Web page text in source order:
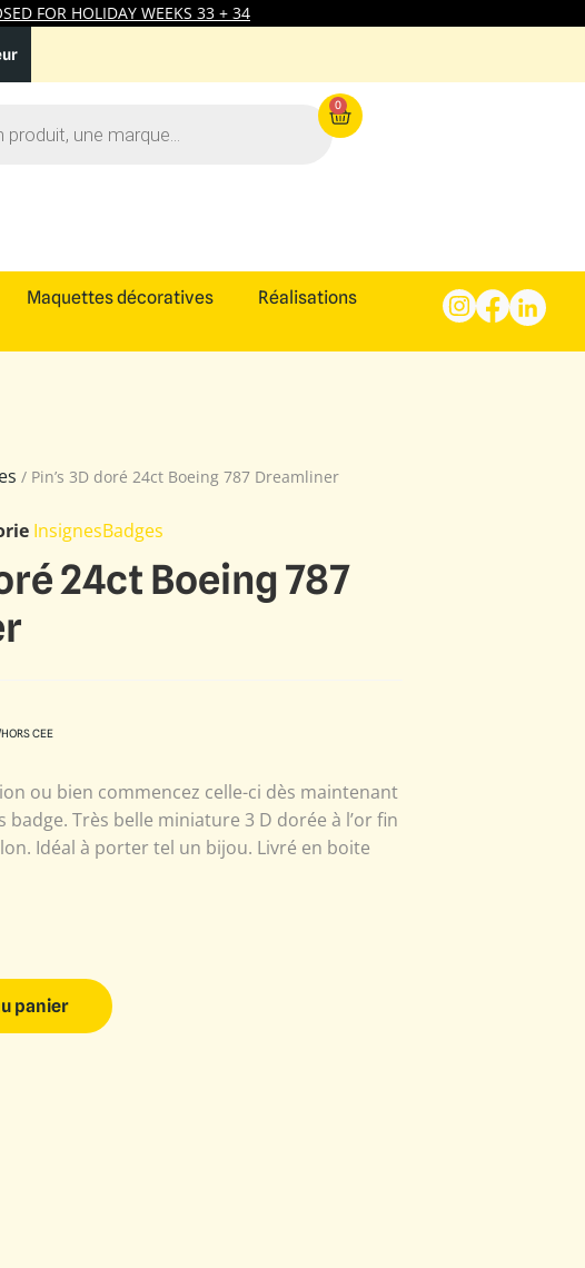
FOR HOLIDAY WEEKS 33 + 34
0
Maquettes décoratives Réalisations
/ Pin’s 3D doré 24ct Boeing 787 Dreamliner
InsignesBadges
24ct Boeing 787
CEE
ou bien commencez celle-ci dès maintenant
badge. Très belle miniature 3 D dorée à l’or fin
Idéal à porter tel un bijou. Livré en boite
panier